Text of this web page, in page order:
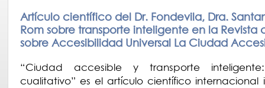
Artículo científico del Dr. Fondevila, Dra.
Rom sobre transporte inteligente en la Revista
sobre Accesibilidad Universal La Ciudad
“Ciudad accesible y transporte
cualitativo” es el artículo científico internacional